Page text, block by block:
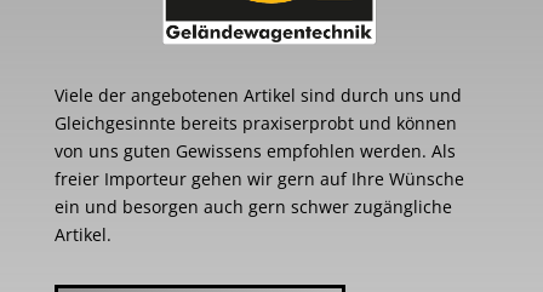
Viele der angebotenen Artikel sind durch uns und
Gleichgesinnte bereits praxiserprobt und können
von uns guten Gewissens empfohlen werden. Als
freier Importeur gehen wir gern auf Ihre Wünsche
ein und besorgen auch gern schwer zugängliche
Artikel.